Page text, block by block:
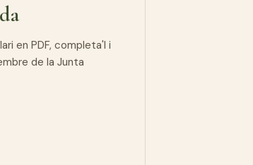
en PDF, completa'l i
de la Junta